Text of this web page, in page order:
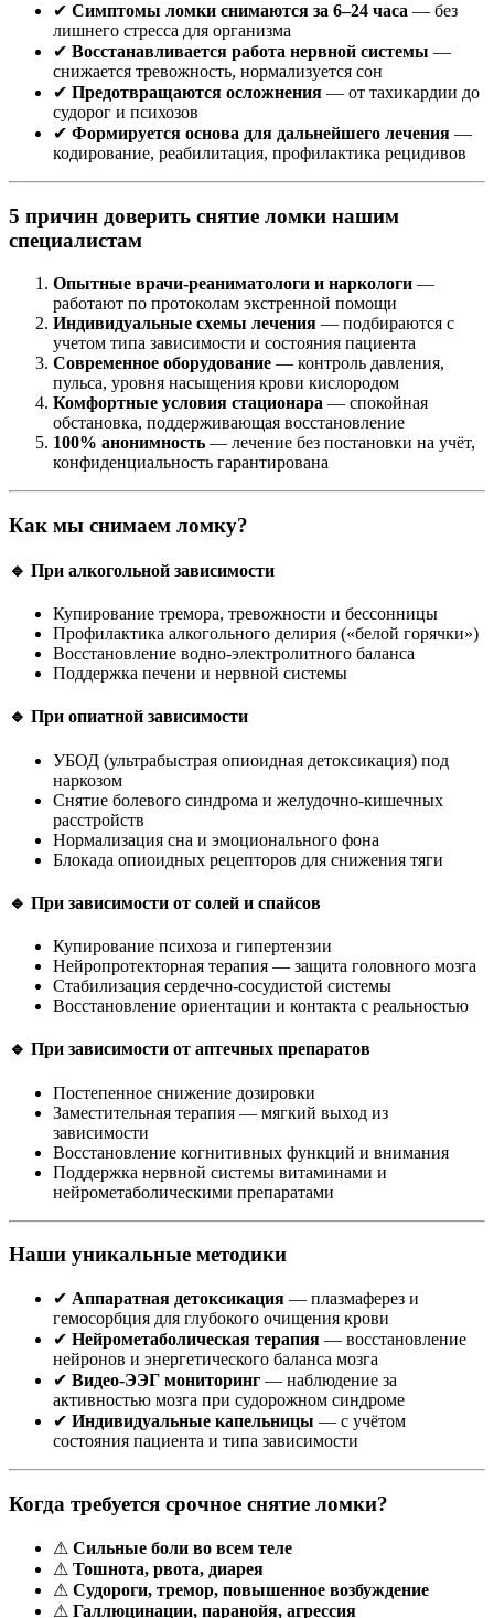
✔ Симптомы ломки снимаются за 6–24 часа — без
лишнего стресса для организма
✔ Восстанавливается работа нервной системы —
снижается тревожность, нормализуется сон
✔ Предотвращаются осложнения — от тахикардии до
судорог и психозов
✔ Формируется основа для дальнейшего лечения —
кодирование, реабилитация, профилактика рецидивов
5 причин доверить снятие ломки нашим
специалистам
Опытные врачи-реаниматологи и наркологи —
работают по протоколам экстренной помощи
Индивидуальные схемы лечения — подбираются с
учетом типа зависимости и состояния пациента
Современное оборудование — контроль давления,
пульса, уровня насыщения крови кислородом
Комфортные условия стационара — спокойная
обстановка, поддерживающая восстановление
100% анонимность — лечение без постановки на учёт,
конфиденциальность гарантирована
Как мы снимаем ломку?
🔹 При алкогольной зависимости
Купирование тремора, тревожности и бессонницы
Профилактика алкогольного делирия («белой горячки»)
Восстановление водно-электролитного баланса
Поддержка печени и нервной системы
🔹 При опиатной зависимости
УБОД (ультрабыстрая опиоидная детоксикация) под
наркозом
Снятие болевого синдрома и желудочно-кишечных
расстройств
Нормализация сна и эмоционального фона
Блокада опиоидных рецепторов для снижения тяги
🔹 При зависимости от солей и спайсов
Купирование психоза и гипертензии
Нейропротекторная терапия — защита головного мозга
Стабилизация сердечно-сосудистой системы
Восстановление ориентации и контакта с реальностью
🔹 При зависимости от аптечных препаратов
Постепенное снижение дозировки
Заместительная терапия — мягкий выход из
зависимости
Восстановление когнитивных функций и внимания
Поддержка нервной системы витаминами и
нейрометаболическими препаратами
Наши уникальные методики
✔ Аппаратная детоксикация — плазмаферез и
гемосорбция для глубокого очищения крови
✔ Нейрометаболическая терапия — восстановление
нейронов и энергетического баланса мозга
✔ Видео-ЭЭГ мониторинг — наблюдение за
активностью мозга при судорожном синдроме
✔ Индивидуальные капельницы — с учётом
состояния пациента и типа зависимости
Когда требуется срочное снятие ломки?
⚠ Сильные боли во всем теле
⚠ Тошнота, рвота, диарея
⚠ Судороги, тремор, повышенное возбуждение
⚠ Галлюцинации, паранойя, агрессия